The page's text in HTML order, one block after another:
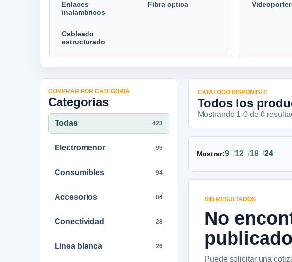
Enlaces
inalambricos
Fibra optica
Cableado
estructurado
COMPRAR POR CATEGORIA
Categorias
Todas 423
Electromenor 99
Consumibles 94
Accesorios 84
Conectividad 28
Linea blanca 26
CATALOGO DISPONIBLE
Todos los
Mostrando 1-0de 0
Mostrar:9 12 18 24
SIN RESULTADOS
No
Puede solicitar una